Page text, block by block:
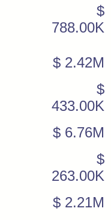
$
788.00K
$ 2.42M
$
433.00K
$ 6.76M
$
263.00K
$ 2.21M